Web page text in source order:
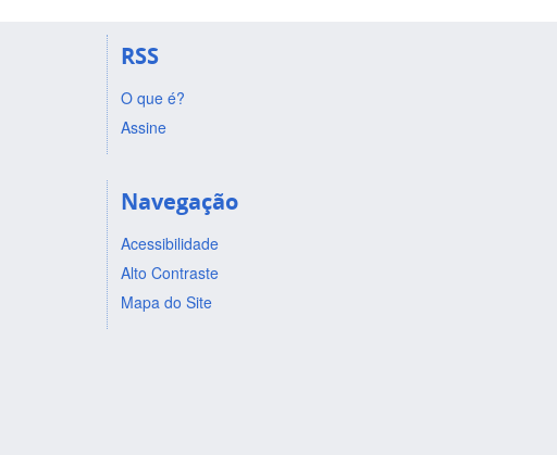
RSS
O que é?
Assine
Navegação
Acessibilidade
Alto Contraste
Mapa do Site